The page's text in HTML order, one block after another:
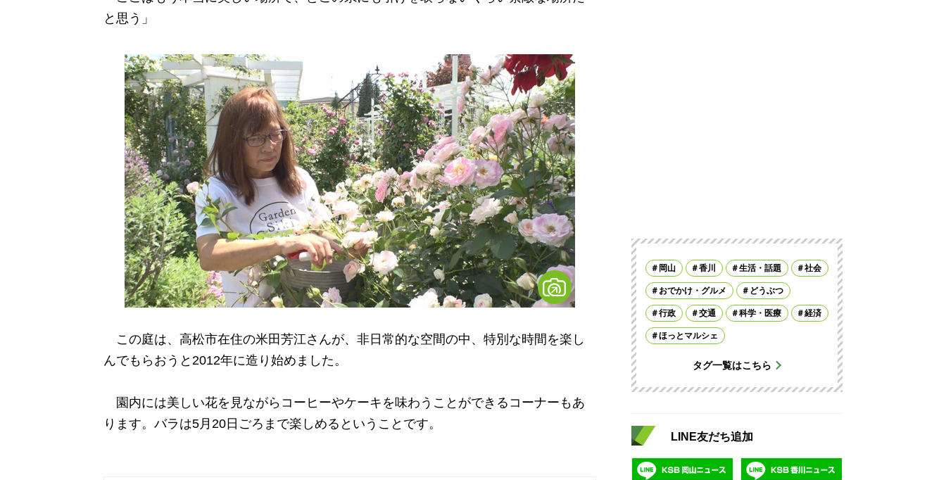
と思う」
この庭は、高松市在住の米田芳江さんが、非日常的な空間の中、特別な時間を楽し
んでもらおうと2012年に造り始めました。
園内には美しい花を見ながらコーヒーやケーキを味わうことができるコーナーもあ
ります。バラは5月20日ごろまで楽しめるということです。
岡山 香川 生活・話題 社会
おでかけ・グルメ どうぶつ
行政 交通 科学・医療 経済
ほっとマルシェ
タグ一覧はこちら
LINE友だち追加